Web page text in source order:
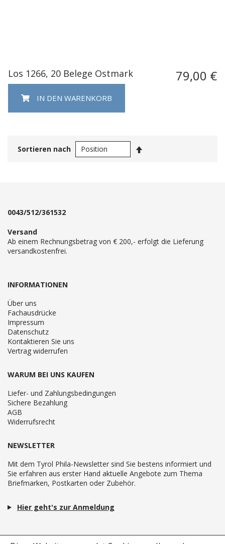
Los 1266, 20 Belege Ostmark 79,00 €
IN DEN WARENKORB
Sortieren nach
0043/512/361532
Versand
Ab einem Rechnungsbetrag von € 200,- erfolgt die Lieferung
versandkostenfrei.
INFORMATIONEN
Über uns
Fachausdrücke
Impressum
Datenschutz
Kontaktieren Sie uns
Vertrag widerrufen
WARUM BEI UNS KAUFEN
Liefer- und Zahlungsbedingungen
Sichere Bezahlung
AGB
Widerrufsrecht
NEWSLETTER
Mit dem Tyrol Phila-Newsletter sind Sie bestens informiert und
Sie erfahren aus erster Hand aktuelle Angebote zum Thema
Briefmarken, Postkarten oder Zubehör.
Hier geht's zur Anmeldung